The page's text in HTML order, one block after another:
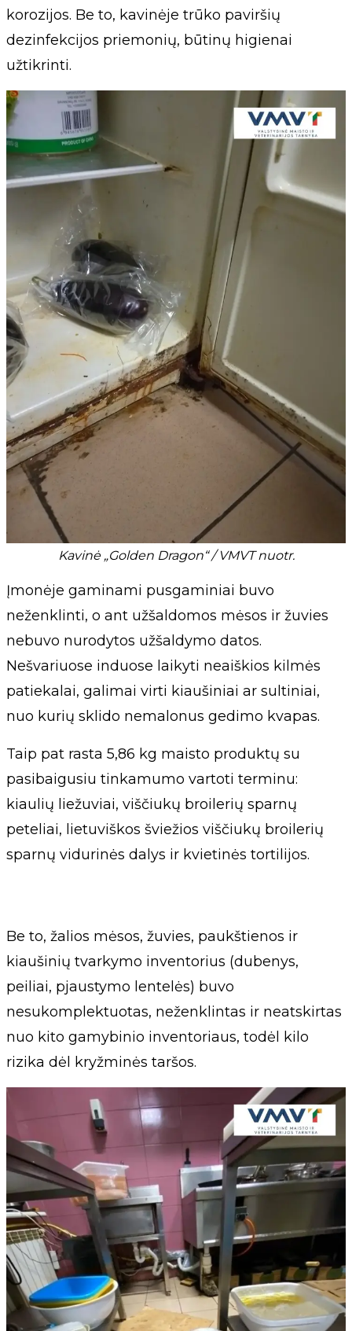
korozijos. Be to, kavinėje trūko paviršių
dezinfekcijos priemonių, būtinų higienai
užtikrinti.
Kavinė „Golden Dragon“ / VMVT nuotr.
Įmonėje gaminami pusgaminiai buvo
neženklinti, o ant užšaldomos mėsos ir žuvies
nebuvo nurodytos užšaldymo datos.
Nešvariuose induose laikyti neaiškios kilmės
patiekalai, galimai virti kiaušiniai ar sultiniai,
nuo kurių sklido nemalonus gedimo kvapas.
Taip pat rasta 5,86 kg maisto produktų su
pasibaigusiu tinkamumo vartoti terminu:
kiaulių liežuviai, viščiukų broilerių sparnų
peteliai, lietuviškos šviežios viščiukų broilerių
sparnų vidurinės dalys ir kvietinės tortilijos.
Be to, žalios mėsos, žuvies, paukštienos ir
kiaušinių tvarkymo inventorius (dubenys,
peiliai, pjaustymo lentelės) buvo
nesukomplektuotas, neženklintas ir neatskirtas
nuo kito gamybinio inventoriaus, todėl kilo
rizika dėl kryžminės taršos.